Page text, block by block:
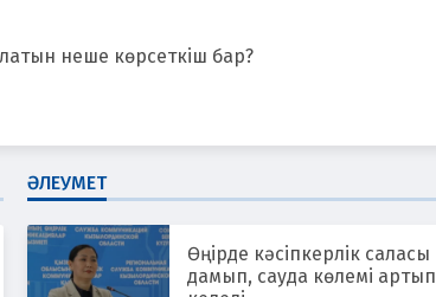
неше көрсеткіш бар?
ӘЛЕУМЕТ
Өңірде кәсіпкерлік саласы
дамып, сауда көлемі артып